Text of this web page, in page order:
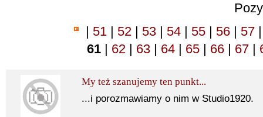
| 51 | 52 | 53 | 54 | 55 | 56 | 57 |
61 | 62 | 63 | 64 | 65 | 66 | 67 |
My też szanujemy ten punkt...
...i porozmawiamy o nim w Studio1920.